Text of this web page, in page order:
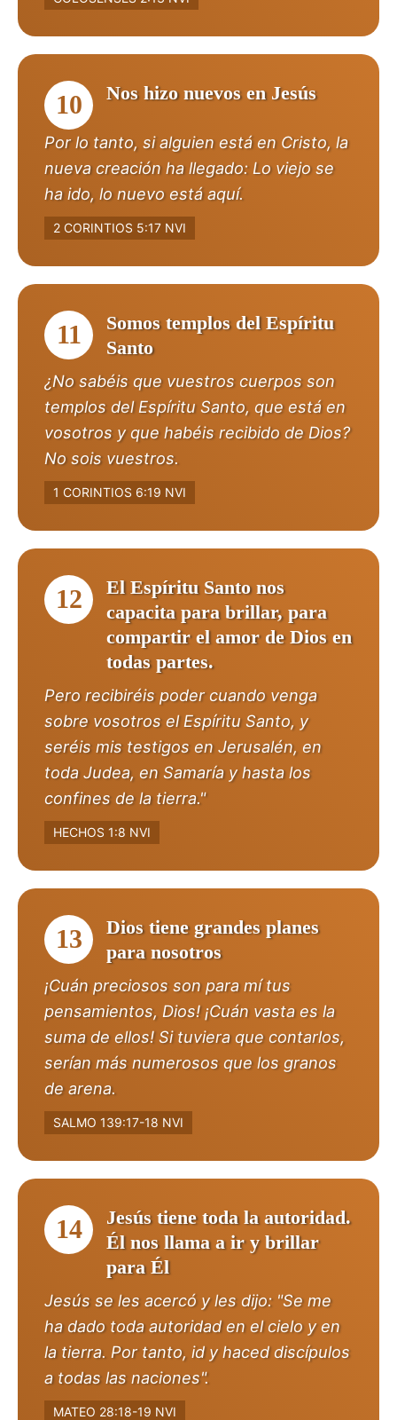
10 Nos hizo nuevos en Jesús
Por lo tanto, si alguien está en Cristo, la
nueva creación ha llegado: Lo viejo se
ha ido, lo nuevo está aquí.
2 CORINTIOS 5:17 NVI
11
Somos templos del Espíritu
Santo
¿No sabéis que vuestros cuerpos son
templos del Espíritu Santo, que está en
vosotros y que habéis recibido de Dios?
No sois vuestros.
1 CORINTIOS 6:19 NVI
12
El Espíritu Santo nos
capacita para brillar, para
compartir el amor de Dios en
todas partes.
Pero recibiréis poder cuando venga
sobre vosotros el Espíritu Santo, y
seréis mis testigos en Jerusalén, en
toda Judea, en Samaría y hasta los
confines de la tierra."
HECHOS 1:8 NVI
13
Dios tiene grandes planes
para nosotros
¡Cuán preciosos son para mí tus
pensamientos, Dios! ¡Cuán vasta es la
suma de ellos! Si tuviera que contarlos,
serían más numerosos que los granos
de arena.
SALMO 139:17-18 NVI
14
Jesús tiene toda la autoridad.
Él nos llama a ir y brillar
para Él
Jesús se les acercó y les dijo: "Se me
ha dado toda autoridad en el cielo y en
la tierra. Por tanto, id y haced discípulos
a todas las naciones".
MATEO 28:18-19 NVI